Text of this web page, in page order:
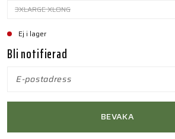
3XLARGE XLONG
Ej i lager
Bli notifierad
BEVAKA